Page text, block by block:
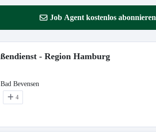
Job Agent kostenlos abonnieren
- Region Hamburg
Bevensen
4